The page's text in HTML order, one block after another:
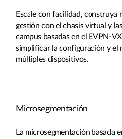
Escale con facilidad, construya
gestión con el chasis virtual y
campus basadas en el EVPN-
simplificar la configuración y el
múltiples dispositivos.
Microsegmentación
La microsegmentación basada